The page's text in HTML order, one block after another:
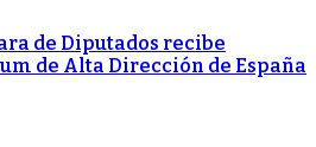
de Diputados recibe
de Alta Dirección de España